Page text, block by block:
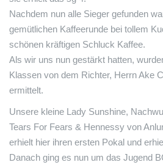
Nachdem nun alle Sieger gefunden
gemütlichen Kaffeerunde bei tollem
schönen kräftigen Schluck Kaffee.
Als wir uns nun gestärkt hatten,
Klassen von dem Richter, Herrn Ake
ermittelt.
Unsere kleine Lady Sunshine,
Tears For Fears & Hennessy von
erhielt hier ihren ersten Pokal und
Danach ging es nun um das Jugend